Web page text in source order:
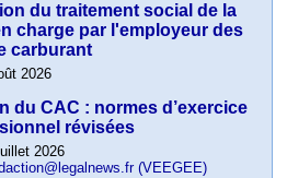
du traitement social de la
charge par l'employeur des
carburant
2026
du CAC : normes d’exercice
révisées
2026
(VEEGEE)